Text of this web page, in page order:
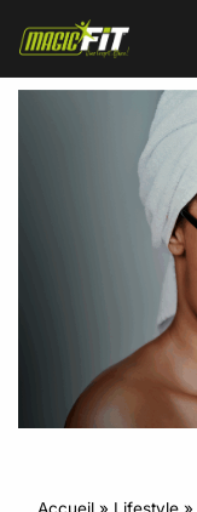
Accueil » Lifestyle »